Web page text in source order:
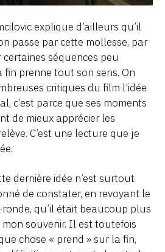
explique d’ailleurs qu’il
passe par cette mollesse, par
séquences peu
fin prenne tout son sens. On
critiques du film l’idée
c’est parce que ses moments
de mieux apprécier les
C’est une lecture que je
dernière idée n’est surtout
de constater, en revoyant le
qu’il était beaucoup plus
souvenir. Il est toutefois
chose « prend » sur la fin,